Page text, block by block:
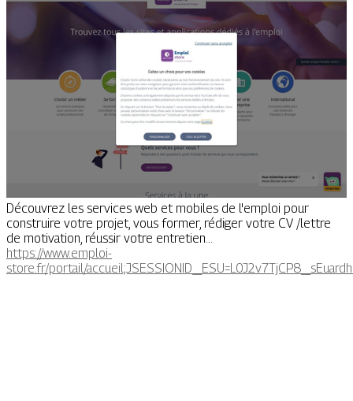
Découvrez les services web et mobiles de l'emploi pour
construire votre projet, vous former, rédiger votre CV /lettre
de motivation, réussir votre entretien...
https://www.emploi-
store.fr/portail/